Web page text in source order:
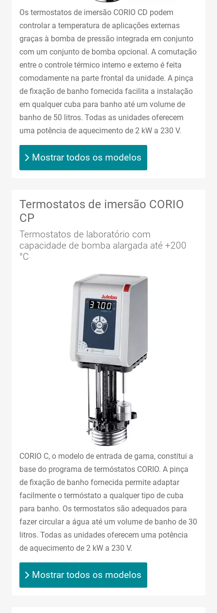
Os termostatos de imersão CORIO CD podem
controlar a temperatura de aplicações externas
graças à bomba de pressão integrada em conjunto
com um conjunto de bomba opcional. A comutação
entre o controle térmico interno e externo é feita
comodamente na parte frontal da unidade. A pinça
de fixação de banho fornecida facilita a instalação
em qualquer cuba para banho até um volume de
banho de 50 litros. Todas as unidades oferecem
uma potência de aquecimento de 2 kW a 230 V.
Mostrar todos os modelos
Termostatos de imersão CORIO
CP
Termostatos de laboratório com
capacidade de bomba alargada até +200
°C
CORIO C, o modelo de entrada de gama, constitui a
base do programa de termóstatos CORIO. A pinça
de fixação de banho fornecida permite adaptar
facilmente o termóstato a qualquer tipo de cuba
para banho. Os termostatos são adequados para
fazer circular a água até um volume de banho de 30
litros. Todas as unidades oferecem uma potência
de aquecimento de 2 kW a 230 V.
Mostrar todos os modelos